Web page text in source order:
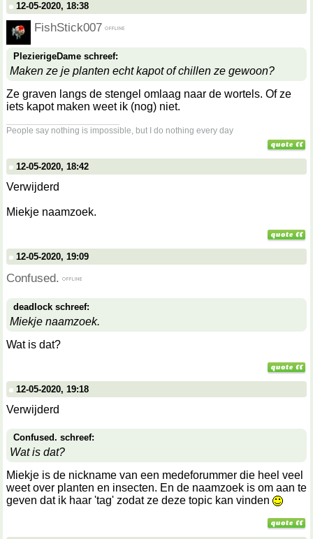
12-05-2020, 18:38
FishStick007
PlezierigeDame schreef:
Maken ze je planten echt kapot of chillen ze gewoon?
Ze graven langs de stengel omlaag naar de wortels. Of ze
iets kapot maken weet ik (nog) niet.
People say nothing is impossible, but I do nothing every day
12-05-2020, 18:42
Verwijderd
Miekje naamzoek.
12-05-2020, 19:09
Confused.
deadlock schreef:
Miekje naamzoek.
Wat is dat?
12-05-2020, 19:18
Verwijderd
Confused. schreef:
Wat is dat?
Miekje is de nickname van een medeforummer die heel veel
weet over planten en insecten. En de naamzoek is om aan te
geven dat ik haar 'tag' zodat ze deze topic kan vinden